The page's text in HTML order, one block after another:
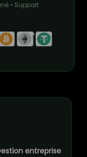
• Support
entreprise